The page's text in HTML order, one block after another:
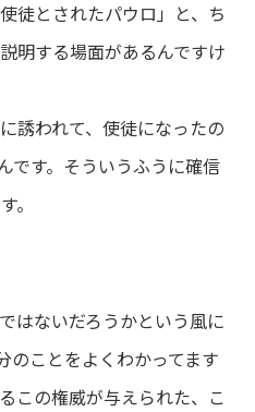
徒とされたパウロ」と、ち
明する場面があるんですけ
誘われて、使徒になったの
です。そういうふうに確信
。
はないだろうかという風に
のことをよくわかってます
この権威が与えられた、こ